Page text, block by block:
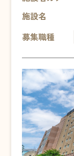
施設名
募集職種